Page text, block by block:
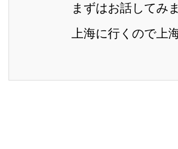
まずはお話してみ
上海に行くので上